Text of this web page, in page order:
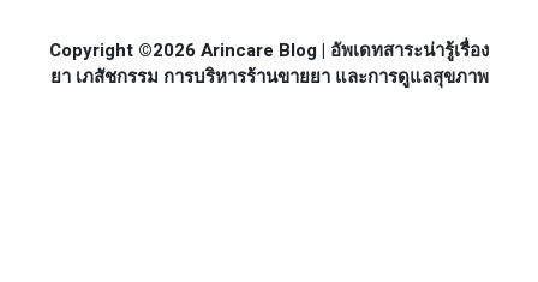
Copyright ©2026 Arincare Blog | อัพเดทสาระน่ารู้เรื่อง
ยา เภสัชกรรม การบริหารร้านขายยา และการดูแลสุขภาพ